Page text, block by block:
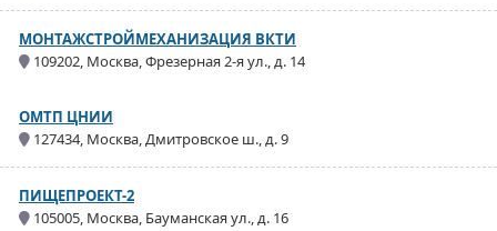
МОНТАЖСТРОЙМЕХАНИЗАЦИЯ ВКТИ
109202, Москва, Фрезерная 2-я ул., д. 14
ОМТП ЦНИИ
127434, Москва, Дмитровское ш., д. 9
ПИЩЕПРОЕКТ-2
105005, Москва, Бауманская ул., д. 16